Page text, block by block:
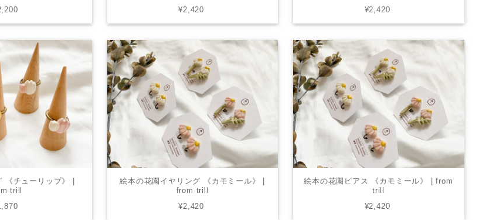
¥2,420
¥2,420
《チューリップ》 |
trill
絵本の花園イヤリング 《カモミール》 |
from trill
¥2,420
絵本の花園ピアス 《カモミール》 | from
trill
¥2,420